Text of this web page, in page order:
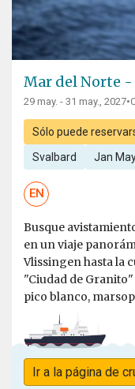
Mar del Norte
29 may. - 31 may., 2027•
Sólo puede
Svalbard Jan
EN
Busque
en un viaje
Vlissingen hasta la
"Ciudad de
pico blanco,
Ir a la página de